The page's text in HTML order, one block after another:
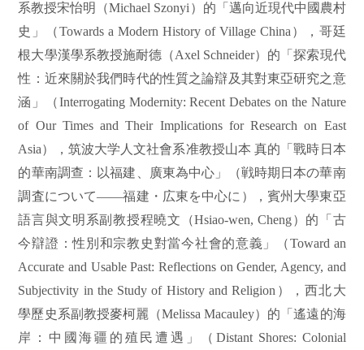
系教授宋怡明（Michael Szonyi ）的「邁向近現代中國農村
史」（Towards a Modern History of Village China ），哥廷
根大學漢學系教授施耐德（Axel Schneider）的「探索現代
性：近來關於我們時代的性質之論辯及其對東亞研究之意
涵」（Interrogating Modernity: Recent Debates on the Nature
of Our Times and Their Implications for Research on East
Asia），筑波大学人文社會系准教授山本 真的「戰時日本
的華南調查：以福建、廣東為中心」（戦時期日本の華南
調査について――福建・広東を中心に），賓州大學東亞
語言與文明系副教授程曉文（Hsiao-wen, Cheng）的「古
今辯證：性別和宗教史對當今社會的意義」（Toward an
Accurate and Usable Past: Reflections on Gender, Agency, and
Subjectivity in the Study of History and Religion ），西北大
學歷史系副教授麥柯麗（Melissa Macauley）的「遙遠的海
岸：中國海疆的殖民遭遇」（Distant Shores: Colonial